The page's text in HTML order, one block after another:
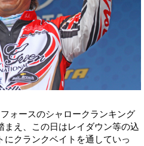
ォースのシャロークランキング
まえ、この日はレイダウン等の込
クランクベイトを通していっ